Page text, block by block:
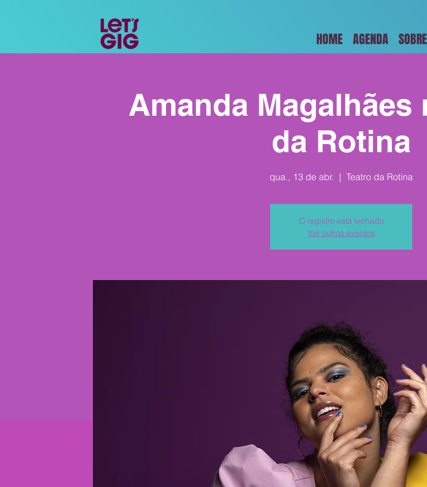
HOME AGENDA SOBRE
Amanda Magalhães
da Rotina
qua., 13 de abr.
  |
Teatro da Rotina
O registro está fechado
Ver outros eventos